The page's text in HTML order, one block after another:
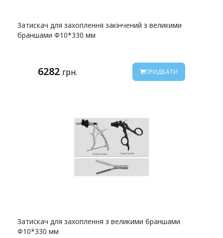
Затискач для захоплення закінчений з великими
браншами Ф10*330 мм
6282 грн. ПРИДБАТИ
Затискач для захоплення з великими браншами
Ф10*330 мм